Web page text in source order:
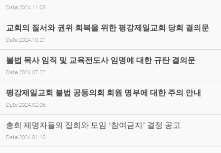
Date 2024.11.03
교회의 질서와 권위 회복을 위한 평강제일교회 당회 결의문
Date 2024.10.27
불법 목사 임직 및 교육전도사 임명에 대한 규탄 결의문
Date 2024.07.22
평강제일교회 불법 공동의회 회원 명부에 대한 주의 안내
Date 2024.02.06
총회 제명자들의 집회와 모임 ‘참여금지’ 결정 공고
Date 2024.01.10